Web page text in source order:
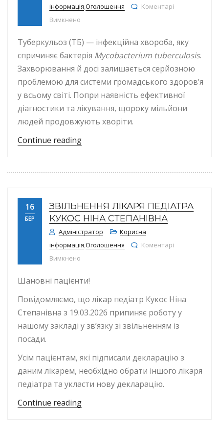
інформація Оголошення
Коментарі
Вимкнено
Туберкульоз (ТБ) — інфекційна хвороба, яку
спричиняє бактерія Mycobacterium tuberculosis.
Захворювання й досі залишається серйозною
проблемою для системи громадського здоров’я
у всьому світі. Попри наявність ефективної
діагностики та лікування, щороку мільйони
людей продовжують хворіти.
Continue reading“Туберкульоз: як виникає, як
16
БЕР
ЗВІЛЬНЕННЯ ЛІКАРЯ ПЕДІАТРА
КУКОС НІНА СТЕПАНІВНА
Адміністратор
Корисна
інформація Оголошення
Коментарі
Вимкнено
Шановні пацієнти!
Повідомляємо, що лікар педіатр Кукос Ніна
Степанівна з 19.03.2026 припиняє роботу у
нашому закладі у зв’язку зі звільненням із
посади.
Усім пацієнтам, які підписали декларацію з
даним лікарем, необхідно обрати іншого лікаря
педіатра та укласти нову декларацію.
Continue reading“Звільнення лікаря педіатра Кукос